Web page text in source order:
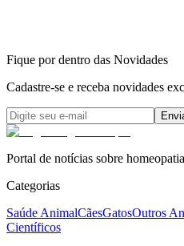
Fique por dentro das Novidades
Cadastre-se e receba novidades
Portal de notícias sobre
Categorias
Saúde AnimalCãesGatosOutros
Científicos